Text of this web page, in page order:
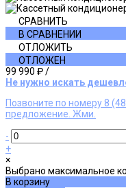
СРАВНИТЬ
В СРАВНЕНИИ
ОТЛОЖИТЬ
ОТЛОЖЕН
99 990 ₽/
Не нужно искать
Позвоните по номеру 8
предложение. Жми.
-
+
×
Выбрано максимальное
В корзину